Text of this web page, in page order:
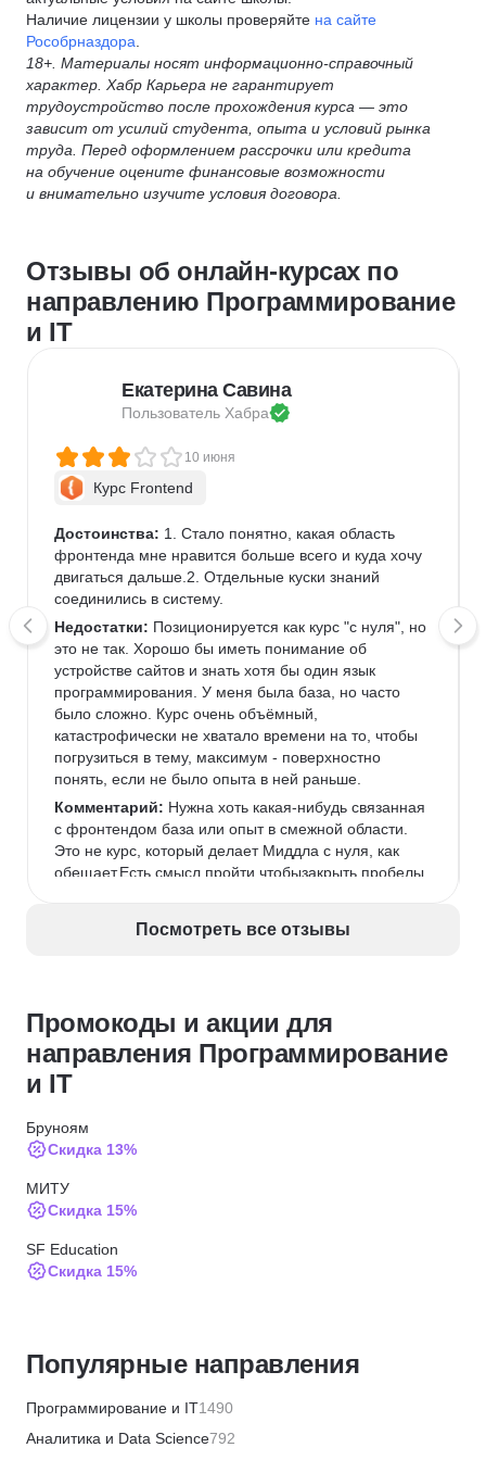
Наличие лицензии у школы проверяйте на сайте
Рособрназдора
18+. Материалы носят информационно-справочный
характер. Хабр Карьера не гарантирует
трудоустройство после прохождения курса — это
зависит от усилий студента, опыта и условий рынка
труда. Перед оформлением рассрочки или кредита
на обучение оцените финансовые возможности
и внимательно изучите условия договора.
Отзывы об онлайн-курсах по
направлению Программирование
и IT
Екатерина Савина
Пользователь Хабра
10 июня
Курс Frontend
Достоинства: 1. Стало понятно, какая область
фронтенда мне нравится больше всего и куда хочу
двигаться дальше.2. Отдельные куски знаний
соединились в систему.
Недостатки: Позиционируется как курс "с нуля", но
это не так. Хорошо бы иметь понимание об
устройстве сайтов и знать хотя бы один язык
программирования. У меня была база, но часто
было сложно. Курс очень объёмный,
катастрофически не хватало времени на то, чтобы
погрузиться в тему, максимум - поверхностно
понять, если не было опыта в ней раньше.
Комментарий: Нужна хоть какая-нибудь связанная
с фронтендом база или опыт в смежной области.
Это не курс, который делает Миддла с нуля, как
обещает.Есть смысл пройти чтобызакрыть пробелы
Посмотреть все отзывы
Промокоды и акции для
направления Программирование
и IT
Бруноям
Скидка 13%
МИТУ
Скидка 15%
SF Education
Скидка 15%
МИПО
BABOKSchool
Популярные направления
Программирование и IT1490
Аналитика и Data Science792